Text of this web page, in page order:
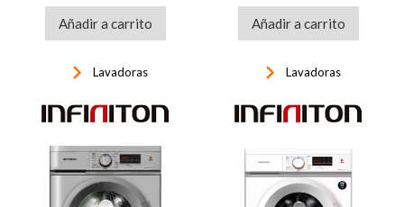
Añadir a carrito
keyboard_arrow_right Lavadoras
Añadir a carrito
keyboard_arrow_right Lavadoras